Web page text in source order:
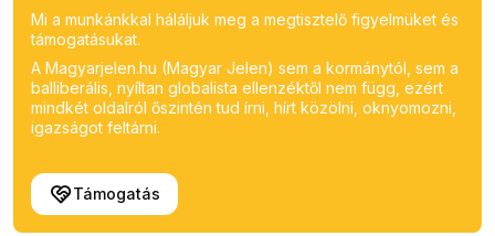
Mi a munkánkkal háláljuk meg a megtisztelő figyelmüket és
támogatásukat.
A Magyarjelen.hu (Magyar Jelen) sem a kormánytól, sem a
balliberális, nyíltan globalista ellenzéktől nem függ, ezért
mindkét oldalról őszintén tud írni, hírt közölni, oknyomozni,
igazságot feltárni.
Támogatás